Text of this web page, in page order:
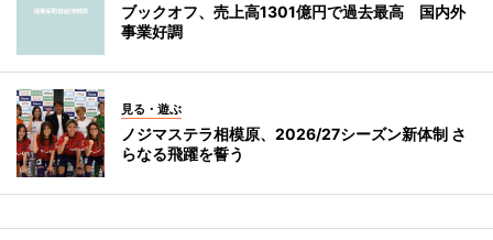
ブックオフ、売上高1301億円で過去最高 国内外
事業好調
見る・遊ぶ
ノジマステラ相模原、2026/27シーズン新体制 さ
らなる飛躍を誓う